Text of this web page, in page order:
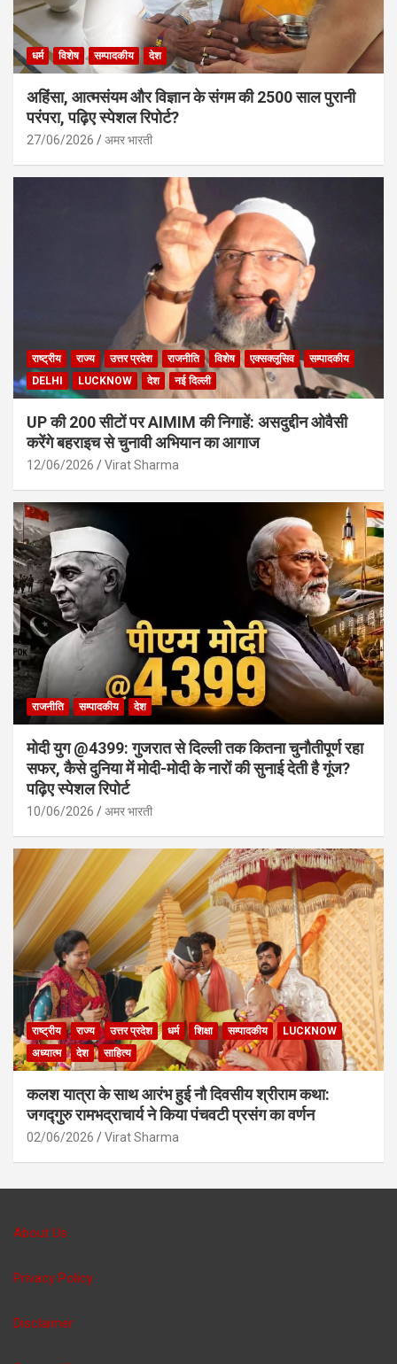
धर्म विशेष सम्पादकीय देश
अहिंसा, आत्मसंयम और विज्ञान के संगम की 2500 साल पुरानी
परंपरा, पढ़िए स्पेशल रिपोर्ट?
27/06/2026 अमर भारती
राष्ट्रीय राज्य उत्तर प्रदेश राजनीति विशेष एक्सक्लूसिव
सम्पादकीय
DELHI
LUCKNOW देश नई दिल्ली
UP की 200 सीटों पर AIMIM की निगाहें: असदुद्दीन ओवैसी
करेंगे बहराइच से चुनावी अभियान का आगाज
12/06/2026 Virat Sharma
राजनीति सम्पादकीय देश
मोदी युग @4399: गुजरात से दिल्ली तक कितना चुनौतीपूर्ण रहा
सफर, कैसे दुनिया में मोदी-मोदी के नारों की सुनाई देती है गूंज?
पढ़िए स्पेशल रिपोर्ट
10/06/2026 अमर भारती
राष्ट्रीय राज्य उत्तर प्रदेश धर्म शिक्षा सम्पादकीय
LUCKNOW
अध्यात्म
देश साहित्य
कलश यात्रा के साथ आरंभ हुई नौ दिवसीय श्रीराम कथा:
जगद्गुरु रामभद्राचार्य ने किया पंचवटी प्रसंग का वर्णन
02/06/2026 Virat Sharma
About Us
Privacy Policy
Disclaimer